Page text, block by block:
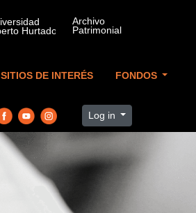
SITIOS DE INTERÉS FONDOS
Log in